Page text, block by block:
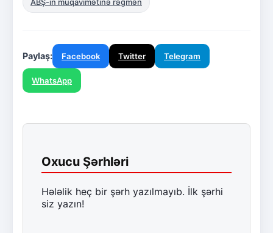
ABŞ-ın müqavimətinə rəğmən
Paylaş: Facebook Twitter Telegram
WhatsApp
Oxucu Şərhləri
Hələlik heç bir şərh yazılmayıb. İlk şərhi
siz yazın!